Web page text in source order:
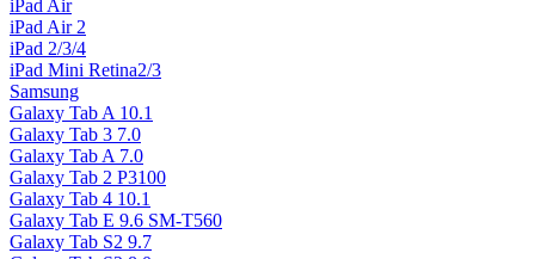
iPad Air
iPad Air 2
iPad 2/3/4
iPad Mini Retina2/3
Samsung
Galaxy Tab A 10.1
Galaxy Tab 3 7.0
Galaxy Tab A 7.0
Galaxy Tab 2 P3100
Galaxy Tab 4 10.1
Galaxy Tab E 9.6 SM-T560
Galaxy Tab S2 9.7